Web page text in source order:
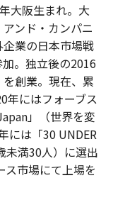
大阪生まれ。大
ンド・カンパニ
業の日本市場戦
。独立後の2016
創業。現在、累
年にはフォーブス
」（世界を変
には「30 UNDER
未満30人）に選出
ス市場にて上場を